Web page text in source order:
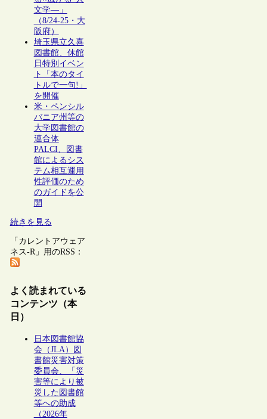
文学―」
（8/24-25・大
阪府）
埼玉県立久喜
図書館、休館
日特別イベン
ト「本のタイ
トルで一句!」
を開催
米・ペンシル
バニア州等の
大学図書館の
連合体
PALCI、図書
館によるシス
テム相互運用
性評価のため
のガイドを公
開
続きを見る
「カレントアウェア
ネス-R」用のRSS：
よく読まれている
コンテンツ（本
日）
日本図書館協
会（JLA）図
書館災害対策
委員会、「災
害等により被
災した図書館
等への助成
（2026年